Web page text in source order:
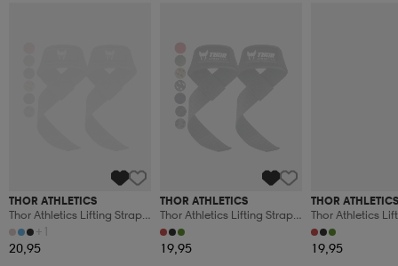
THOR ATHLETICS
Thor Athletics Lifting Straps
Extra Grip – Strength
Training Accessories – Gym
Training
+1
20,95
THOR ATHLETICS
Thor Athletics Lifting Straps
– Strength Training
Accessories – Powerlifting
And Gym Training
19,95
THOR ATHLETICS
Thor Athletics
(xs) – Strength
Accessories –
And Gym
19,95